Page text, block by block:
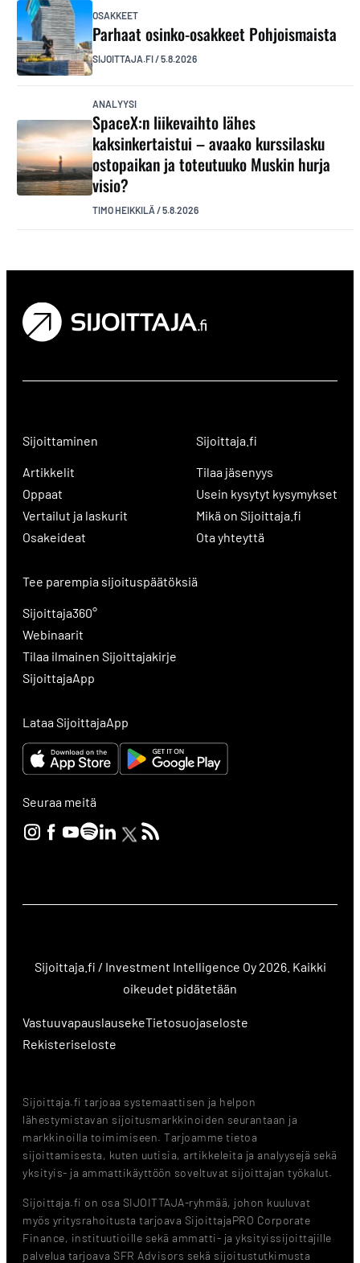
OSAKKEET
Parhaat osinko-osakkeet Pohjoismaista
SIJOITTAJA.FI/5.8.2026
ANALYYSI
SpaceX:n liikevaihto lähes
kaksinkertaistui – avaako kurssilasku
ostopaikan ja toteutuuko Muskin hurja
visio?
TIMO HEIKKILÄ /5.8.2026
Sijoittaminen
Artikkelit
Oppaat
Vertailut ja laskurit
Osakeideat
Sijoittaja.fi
Tilaa jäsenyys
Usein kysytyt kysymykset
Mikä on Sijoittaja.fi
Ota yhteyttä
Tee parempia sijoituspäätöksiä
Sijoittaja360°
Webinaarit
Tilaa ilmainen Sijoittajakirje
SijoittajaApp
Lataa SijoittajaApp
Seuraa meitä
Sijoittaja.fi / Investment Intelligence Oy 2026. Kaikki
oikeudet pidätetään
VastuuvapauslausekeTietosuojaseloste
Rekisteriseloste
Sijoittaja.fi tarjoaa systemaattisen ja helpon
lähestymistavan sijoitusmarkkinoiden seurantaan ja
markkinoilla toimimiseen. Tarjoamme tietoa
sijoittamisesta, kuten uutisia, artikkeleita ja analyysejä sekä
yksityis- ja ammattikäyttöön soveltuvat sijoittajan työkalut.
Sijoittaja.fi on osa SIJOITTAJA-ryhmää, johon kuuluvat
myös yritysrahoitusta tarjoava SijoittajaPRO Corporate
Finance, instituutioille sekä ammatti- ja yksityissijoittajille
palvelua tarjoava SFR Advisors sekä sijoitustutkimusta